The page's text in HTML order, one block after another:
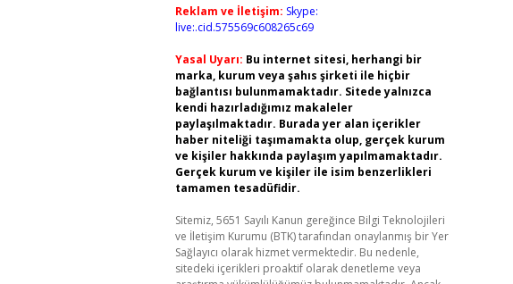
Reklam ve İletişim: Skype:
live:.cid.575569c608265c69
Yasal Uyarı: Bu internet sitesi, herhangi bir
marka, kurum veya şahıs şirketi ile hiçbir
bağlantısı bulunmamaktadır. Sitede yalnızca
kendi hazırladığımız makaleler
paylaşılmaktadır. Burada yer alan içerikler
haber niteliği taşımamakta olup, gerçek kurum
ve kişiler hakkında paylaşım yapılmamaktadır.
Gerçek kurum ve kişiler ile isim benzerlikleri
tamamen tesadüfidir.
Sitemiz, 5651 Sayılı Kanun gereğince Bilgi Teknolojileri
ve İletişim Kurumu (BTK) tarafından onaylanmış bir Yer
Sağlayıcı olarak hizmet vermektedir. Bu nedenle,
sitedeki içerikleri proaktif olarak denetleme veya